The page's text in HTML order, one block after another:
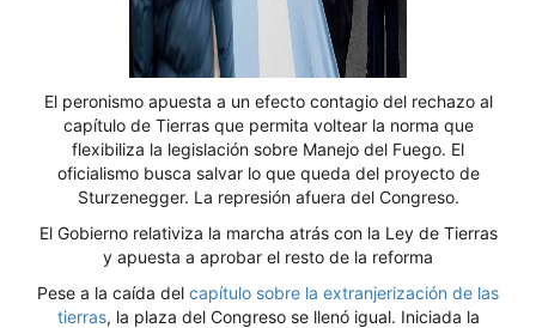
El peronismo apuesta a un efecto contagio del rechazo al
capítulo de Tierras que permita voltear la norma que
flexibiliza la legislación sobre Manejo del Fuego. El
oficialismo busca salvar lo que queda del proyecto de
Sturzenegger. La represión afuera del Congreso.
El Gobierno relativiza la marcha atrás con la Ley de Tierras
y apuesta a aprobar el resto de la reforma
Pese a la caída del capítulo sobre la extranjerización de las
tierras, la plaza del Congreso se llenó igual. Iniciada la